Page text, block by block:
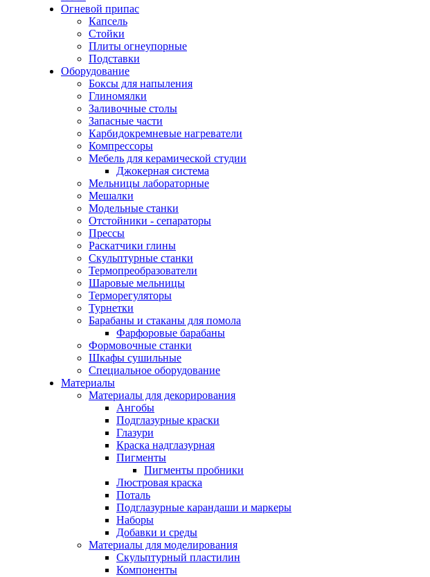
Огневой припас
Капсель
Стойки
Плиты огнеупорные
Подставки
Оборудование
Боксы для напыления
Глиномялки
Заливочные столы
Запасные части
Карбидокремневые нагреватели
Компрессоры
Мебель для керамической студии
Джокерная система
Мельницы лабораторные
Мешалки
Модельные станки
Отстойники - сепараторы
Прессы
Раскатчики глины
Скульптурные станки
Термопреобразователи
Шаровые мельницы
Терморегуляторы
Турнетки
Барабаны и стаканы для помола
Фарфоровые барабаны
Формовочные станки
Шкафы сушильные
Специальное оборудование
Материалы
Материалы для декорирования
Ангобы
Подглазурные краски
Глазури
Краска надглазурная
Пигменты
Пигменты пробники
Люстровая краска
Поталь
Подглазурные карандаши и маркеры
Наборы
Добавки и среды
Материалы для моделирования
Скульптурный пластилин
Компоненты